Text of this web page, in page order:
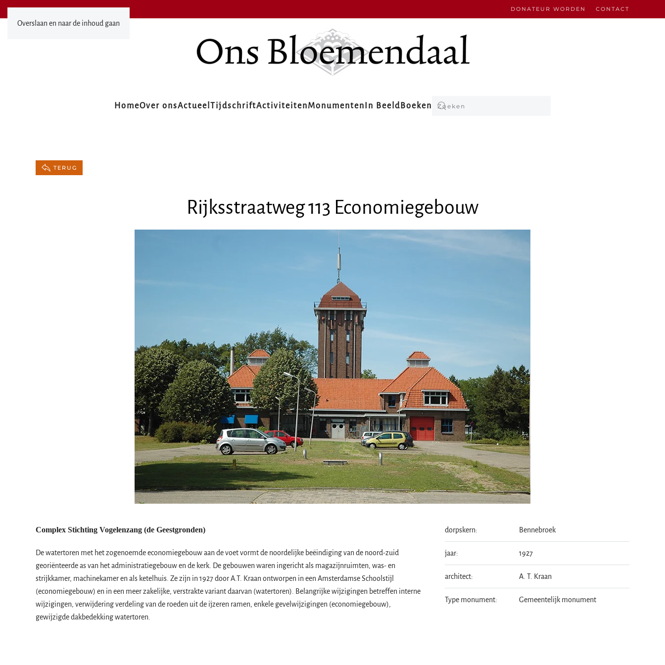
Overslaan en naar de inhoud gaan
DONATEUR WORDEN CONTACT
HomeOver onsActueel TijdschriftActiviteitenMonumenten In Beeld Boeken
TERUG
Rijksstraatweg 113 Economiegebouw
Complex Stichting Vogelenzang (de Geestgronden)
De watertoren met het zogenoemde economiegebouw aan de voet vormt de noordelijke beëindiging van de noord-zuid
georiënteerde as van het administratiegebouw en de kerk. De gebouwen waren ingericht als magazijnruimten, was- en
strijkkamer, machinekamer en als ketelhuis. Ze zijn in 1927 door A.T. Kraan ontworpen in een Amsterdamse Schoolstijl
(economiegebouw) en in een meer zakelijke, verstrakte variant daarvan (watertoren). Belangrijke wijzigingen betreffen interne
wijzigingen, verwijdering verdeling van de roeden uit de ijzeren ramen, enkele gevelwijzigingen (economiegebouw),
gewijzigde dakbedekking watertoren.
dorpskern: Bennebroek
jaar: 1927
architect: A. T. Kraan
Type monument: Gemeentelijk monument